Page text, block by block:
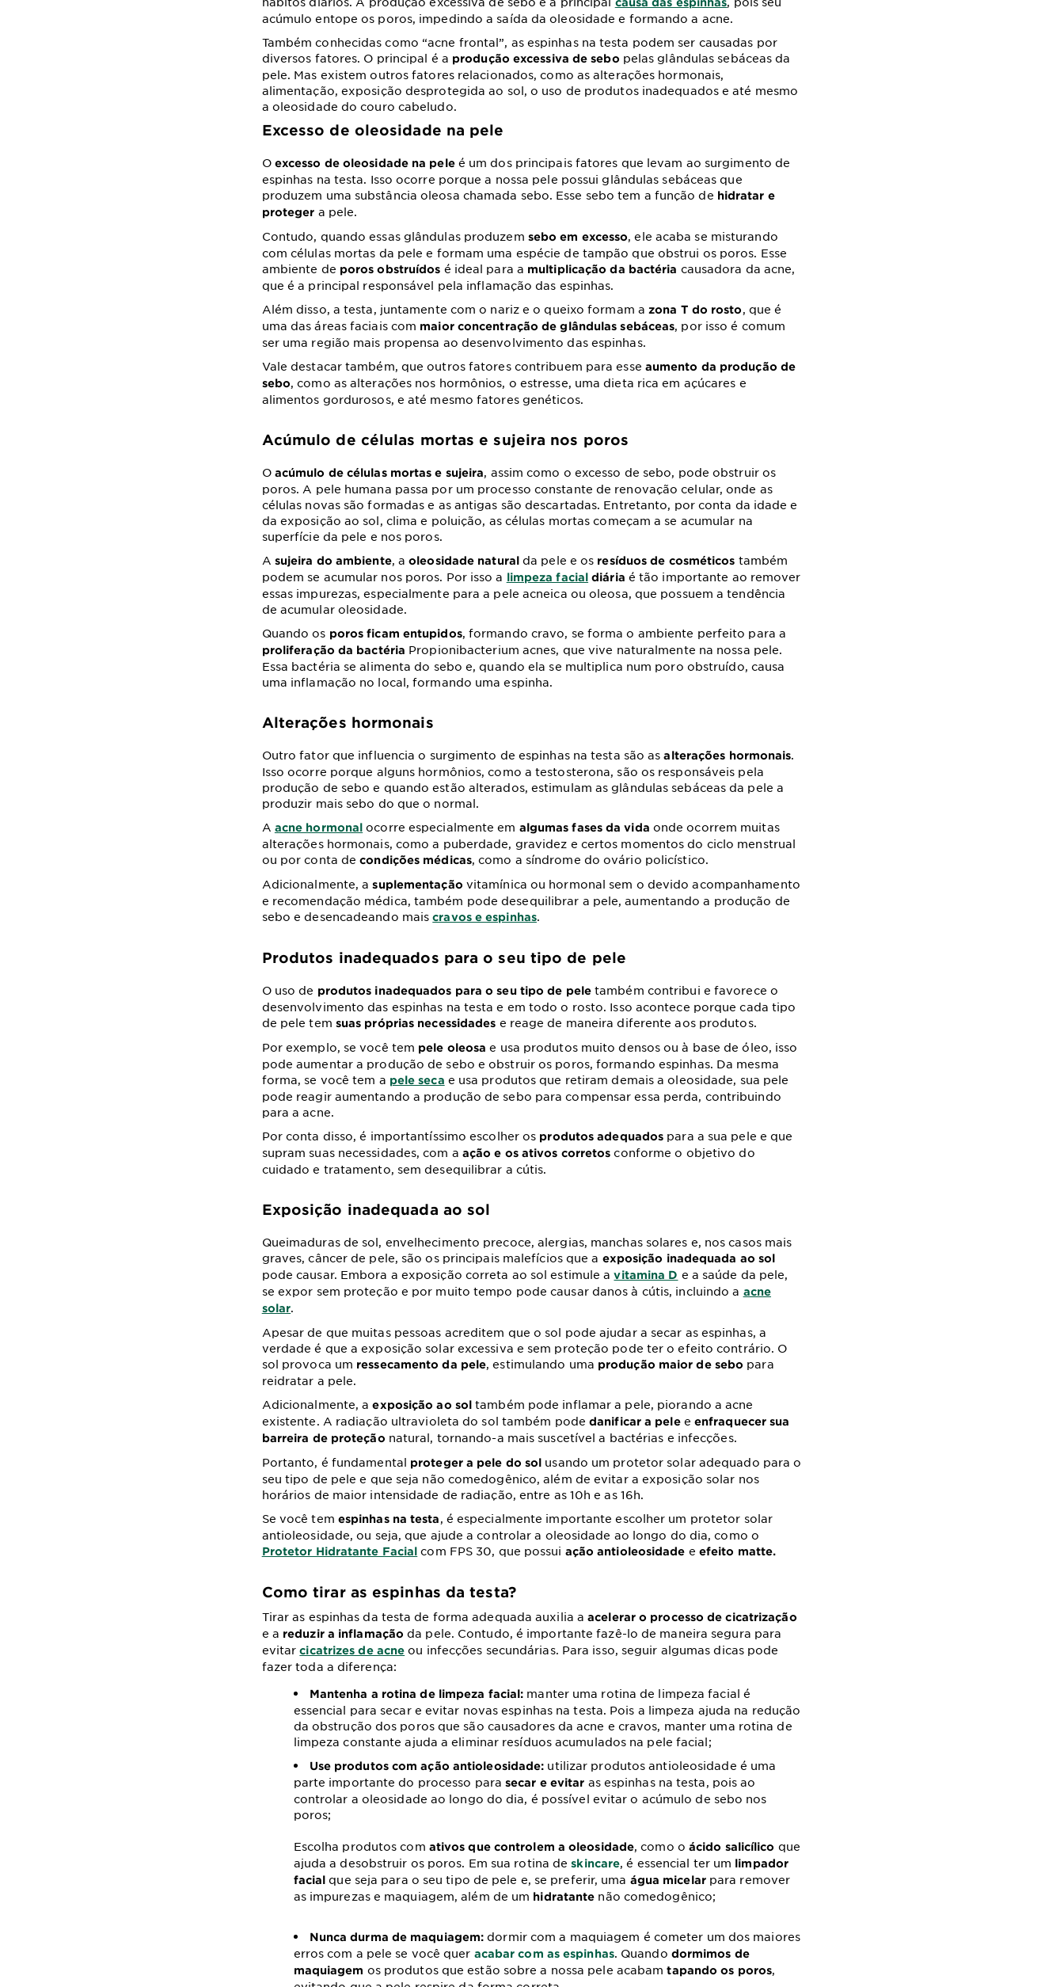
acúmulo entope os poros, impedindo a saída da oleosidade e formando a acne.
Também conhecidas como “acne frontal”, as espinhas na testa podem ser causadas por
diversos fatores. O principal é a produção excessiva de sebo pelas glândulas sebáceas da
pele. Mas existem outros fatores relacionados, como as alterações hormonais,
alimentação, exposição desprotegida ao sol, o uso de produtos inadequados e até mesmo
a oleosidade do couro cabeludo.
Excesso de oleosidade na pele
O excesso de oleosidade na pele é um dos principais fatores que levam ao surgimento de
espinhas na testa. Isso ocorre porque a nossa pele possui glândulas sebáceas que
produzem uma substância oleosa chamada sebo. Esse sebo tem a função de hidratar e
proteger a pele.
Contudo, quando essas glândulas produzem sebo em excesso, ele acaba se misturando
com células mortas da pele e formam uma espécie de tampão que obstrui os poros. Esse
ambiente de poros obstruídos é ideal para a multiplicação da bactéria causadora da acne,
que é a principal responsável pela inflamação das espinhas.
Além disso, a testa, juntamente com o nariz e o queixo formam a zona T do rosto, que é
uma das áreas faciais com maior concentração de glândulas sebáceas, por isso é comum
ser uma região mais propensa ao desenvolvimento das espinhas.
Vale destacar também, que outros fatores contribuem para esse aumento da produção de
sebo, como as alterações nos hormônios, o estresse, uma dieta rica em açúcares e
alimentos gordurosos, e até mesmo fatores genéticos.
Acúmulo de células mortas e sujeira nos poros
O acúmulo de células mortas e sujeira, assim como o excesso de sebo, pode obstruir os
poros. A pele humana passa por um processo constante de renovação celular, onde as
células novas são formadas e as antigas são descartadas. Entretanto, por conta da idade e
da exposição ao sol, clima e poluição, as células mortas começam a se acumular na
superfície da pele e nos poros.
A sujeira do ambiente, aoleosidade naturalda pele e os resíduos de cosméticos também
podem se acumular nos poros. Por isso a limpeza facial diária é tão importante ao remover
essas impurezas, especialmente para a pele acneica ou oleosa, que possuem a tendência
de acumular oleosidade.
Quando os poros ficam entupidos, formando cravo, se forma o ambiente perfeito para a
proliferação da bactéria Propionibacterium acnes, que vive naturalmente na nossa pele.
Essa bactéria se alimenta do sebo e, quando ela se multiplica num poro obstruído, causa
uma inflamação no local, formando uma espinha.
Alterações hormonais
Outro fator que influencia o surgimento de espinhas na testa são asalterações hormonais.
Isso ocorre porque alguns hormônios, como a testosterona, são os responsáveis pela
produção de sebo e quando estão alterados, estimulam as glândulas sebáceas da pele a
produzir mais sebo do que o normal.
A acne hormonal ocorre especialmente em algumas fases da vida onde ocorrem muitas
alterações hormonais, como a puberdade, gravidez e certos momentos do ciclo menstrual
ou por conta de condições médicas, como a síndrome do ovário policístico.
Adicionalmente, asuplementação vitamínica ou hormonal sem o devido acompanhamento
e recomendação médica, também pode desequilibrar a pele, aumentando a produção de
sebo e desencadeando maiscravos e espinhas.
Produtos inadequados para o seu tipo de pele
O uso de produtos inadequados para o seu tipo de peletambém contribui e favorece o
desenvolvimento das espinhas na testa e em todo o rosto. Isso acontece porque cada tipo
de pele tem suas próprias necessidades e reage de maneira diferente aos produtos.
Por exemplo, se você tem pele oleosae usa produtos muito densos ou à base de óleo, isso
pode aumentar a produção de sebo e obstruir os poros, formando espinhas. Da mesma
forma, se você tem a pele seca e usa produtos que retiram demais a oleosidade, sua pele
pode reagir aumentando a produção de sebo para compensar essa perda, contribuindo
para a acne.
Por conta disso, é importantíssimo escolher os produtos adequados para a sua pele e que
supram suas necessidades, com a ação e os ativos corretos conforme o objetivo do
cuidado e tratamento, sem desequilibrar a cútis.
Exposição inadequada ao sol
Queimaduras de sol, envelhecimento precoce, alergias, manchas solares e, nos casos mais
graves, câncer de pele, são os principais malefícios que a exposição inadequada ao sol
pode causar. Embora a exposição correta ao sol estimule avitamina D e a saúde da pele,
se expor sem proteção e por muito tempo pode causar danos à cútis, incluindo a acne
solar.
Apesar de que muitas pessoas acreditem que o sol pode ajudar a secar as espinhas, a
verdade é que a exposição solar excessiva e sem proteção pode ter o efeito contrário. O
sol provoca um ressecamento da pele, estimulando uma produção maior de sebo para
reidratar a pele.
Adicionalmente, a exposição ao sol também pode inflamar a pele, piorando a acne
existente. A radiação ultravioleta do sol também pode danificar a pele e enfraquecer sua
barreira de proteção natural, tornando-a mais suscetível a bactérias e infecções.
Portanto, é fundamental proteger a pele do sol usando um protetor solar adequado para o
seu tipo de pele e que seja não comedogênico, além de evitar a exposição solar nos
horários de maior intensidade de radiação, entre as 10h e as 16h.
Se você tem espinhas na testa, é especialmente importante escolher um protetor solar
antioleosidade, ou seja, que ajude a controlar a oleosidade ao longo do dia, como o
Protetor Hidratante Facial com FPS 30, que possui ação antioleosidade e efeito matte.
Como tirar as espinhas da testa?
Tirar as espinhas da testa de forma adequada auxilia a acelerar o processo de cicatrização
e a reduzir a inflamação da pele. Contudo, é importante fazê-lo de maneira segura para
evitarcicatrizes de acne ou infecções secundárias. Para isso, seguir algumas dicas pode
fazer toda a diferença:
Mantenha a rotina de limpeza facial: manter uma rotina de limpeza facial é
essencial para secar e evitar novas espinhas na testa. Pois a limpeza ajuda na redução
da obstrução dos poros que são causadores da acne e cravos, manter uma rotina de
limpeza constante ajuda a eliminar resíduos acumulados na pele facial;
Use produtos com ação antioleosidade: utilizar produtos antioleosidade é uma
parte importante do processo parasecar e evitar as espinhas na testa, pois ao
controlar a oleosidade ao longo do dia, é possível evitar o acúmulo de sebo nos
poros;
Escolha produtos com ativos que controlem a oleosidade, como o ácido salicílico que
ajuda a desobstruir os poros. Em sua rotina deskincare, é essencial ter um limpador
facial que seja para o seu tipo de pele e, se preferir, uma água micelar para remover
as impurezas e maquiagem, além de um hidratante não comedogênico;
Nunca durma de maquiagem:dormir com a maquiagem é cometer um dos maiores
erros com a pele se você quer acabar com as espinhas. Quando dormimos de
maquiagem os produtos que estão sobre a nossa pele acabamtapando os poros,